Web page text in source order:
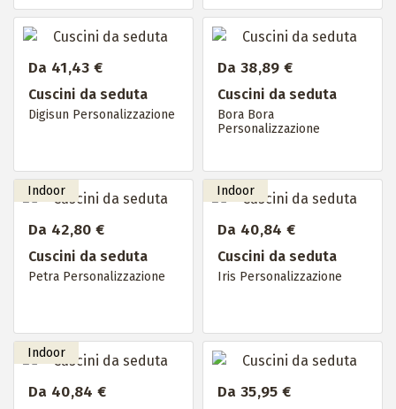
Da 41,43 €
Cuscini da seduta
Digisun Personalizzazione
Da 38,89 €
Cuscini da seduta
Bora Bora
Personalizzazione
Da 42,80 €
Cuscini da seduta
Petra Personalizzazione
Da 40,84 €
Cuscini da seduta
Iris Personalizzazione
Da 40,84 € Da 35,95 €